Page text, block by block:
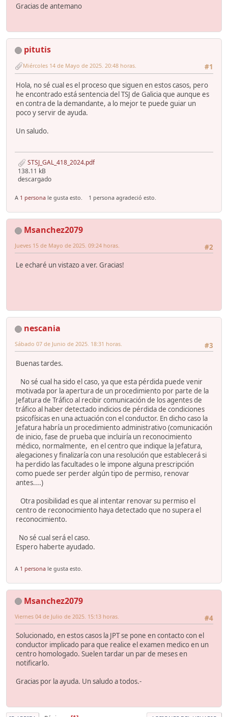
Gracias de antemano
pitutis
#1
Miércoles 14 de Mayo de 2025. 20:48 horas.
Hola, no sé cual es el proceso que siguen en estos casos, pero
he encontrado está sentencia del TSJ de Galicia que aunque es
en contra de la demandante, a lo mejor te puede guiar un
poco y servir de ayuda.
Un saludo.
STSJ_GAL_418_2024.pdf
138.11 kB
descargado
A 1 persona le gusta esto. 1 persona agradeció esto.
Msanchez2079
#2
Jueves 15 de Mayo de 2025. 09:24 horas.
Le echaré un vistazo a ver. Gracias!
nescania
#3
Sábado 07 de Junio de 2025. 18:31 horas.
Buenas tardes.
No sé cual ha sido el caso, ya que esta pérdida puede venir
motivada por la apertura de un procedimiento por parte de la
Jefatura de Tráfico al recibir comunicación de los agentes de
tráfico al haber detectado indicios de pérdida de condiciones
psicofísicas en una actuación con el conductor. En dicho caso la
Jefatura habría un procedimiento administrativo (comunicación
de inicio, fase de prueba que incluiría un reconocimiento
médico, normalmente, en el centro que indique la Jefatura,
alegaciones y finalizaría con una resolución que establecerá si
ha perdido las facultades o le impone alguna prescripción
como puede ser perder algún tipo de permiso, renovar
antes....)
Otra posibilidad es que al intentar renovar su permiso el
centro de reconocimiento haya detectado que no supera el
reconocimiento.
No sé cual será el caso.
Espero haberte ayudado.
A 1 persona le gusta esto.
Msanchez2079
#4
Viernes 04 de Julio de 2025. 15:13 horas.
Solucionado, en estos casos la JPT se pone en contacto con el
conductor implicado para que realice el examen medico en un
centro homologado. Suelen tardar un par de meses en
notificarlo.
Gracias por la ayuda. Un saludo a todos.-